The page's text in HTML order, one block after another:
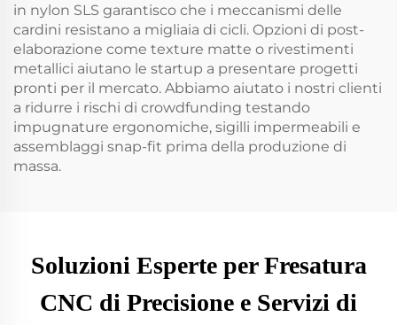
in nylon SLS garantisco che i meccanismi delle
cardini resistano a migliaia di cicli. Opzioni di post-
elaborazione come texture matte o rivestimenti
metallici aiutano le startup a presentare progetti
pronti per il mercato. Abbiamo aiutato i nostri clienti
a ridurre i rischi di crowdfunding testando
impugnature ergonomiche, sigilli impermeabili e
assemblaggi snap-fit prima della produzione di
massa.
Soluzioni Esperte per Fresatura
CNC di Precisione e Servizi di